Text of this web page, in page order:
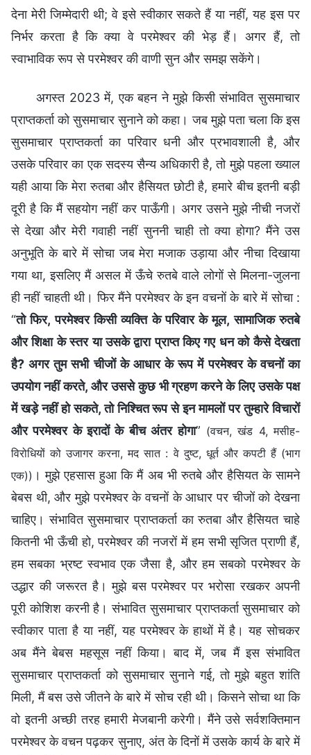
देना मेरी जिम्मेदारी थी; वे इसे स्वीकार सकते हैं या नहीं, यह इस पर
निर्भर करता है कि क्या वे परमेश्वर की भेड़ हैं। अगर हैं, तो
स्वाभाविक रूप से परमेश्वर की वाणी सुन और समझ सकेंगे।
अगस्त 2023 में, एक बहन ने मुझे किसी संभावित सुसमाचार
प्राप्तकर्ता को सुसमाचार सुनाने को कहा। जब मुझे पता चला कि इस
सुसमाचार प्राप्तकर्ता का परिवार धनी और प्रभावशाली है, और
उसके परिवार का एक सदस्य सैन्य अधिकारी है, तो मुझे पहला ख्याल
यही आया कि मेरा रुतबा और हैसियत छोटी है, हमारे बीच इतनी बड़ी
दूरी है कि मैं सहयोग नहीं कर पाऊँगी। अगर उसने मुझे नीची नजरों
से देखा और मेरी गवाही नहीं सुननी चाही तो क्या होगा? मैंने उस
अनुभूति के बारे में सोचा जब मेरा मजाक उड़ाया और नीचा दिखाया
गया था, इसलिए मैं असल में ऊँचे रुतबे वाले लोगों से मिलना-जुलना
ही नहीं चाहती थी। फिर मैंने परमेश्वर के इन वचनों के बारे में सोचा :
“तो फिर, परमेश्वर किसी व्यक्ति के परिवार के मूल, सामाजिक रुतबे
और शिक्षा के स्तर या उसके द्वारा प्राप्त किए गए धन को कैसे देखता
है? अगर तुम सभी चीजों के आधार के रूप में परमेश्वर के वचनों का
उपयोग नहीं करते, और उससे कुछ भी ग्रहण करने के लिए उसके पक्ष
में खड़े नहीं हो सकते, तो निश्चित रूप से इन मामलों पर तुम्हारे विचारों
और परमेश्वर के इरादों के बीच अंतर होगा” (वचन, खंड 4, मसीह-
विरोधियों को उजागर करना, मद सात : वे दुष्ट, धूर्त और कपटी हैं (भाग
एक)) । मुझे एहसास हुआ कि मैं अब भी रुतबे और हैसियत के सामने
बेबस थी, और मुझे परमेश्वर के वचनों के आधार पर चीजों को देखना
चाहिए। संभावित सुसमाचार प्राप्तकर्ता का रुतबा और हैसियत चाहे
कितनी भी ऊँची हो, परमेश्वर की नजरों में हम सभी सृजित प्राणी हैं,
हम सबका भ्रष्ट स्वभाव एक जैसा है, और हम सबको परमेश्वर के
उद्धार की जरूरत है। मुझे बस परमेश्वर पर भरोसा रखकर अपनी
पूरी कोशिश करनी है। संभावित सुसमाचार प्राप्तकर्ता सुसमाचार को
स्वीकार पाता है या नहीं, यह परमेश्वर के हाथों में है। यह सोचकर
अब मैंने बेबस महसूस नहीं किया। बाद में, जब मैं इस संभावित
सुसमाचार प्राप्तकर्ता को सुसमाचार सुनाने गई, तो मुझे बहुत शांति
मिली, मैं बस उसे जीतने के बारे में सोच रही थी। किसने सोचा था कि
वो इतनी अच्छी तरह हमारी मेजबानी करेगी। मैंने उसे सर्वशक्तिमान
परमेश्वर के वचन पढ़कर सुनाए, अंत के दिनों में उसके कार्य के बारे में